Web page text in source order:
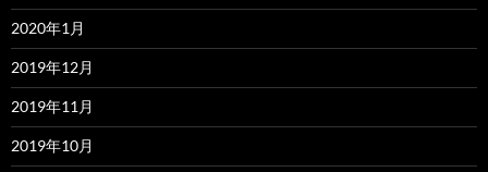
2020年1月
2019年12月
2019年11月
2019年10月